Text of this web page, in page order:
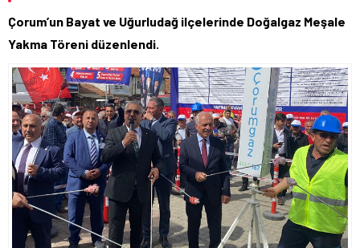
47,7111
Çorum’un Bayat ve Uğurludağ ilçelerinde Doğalgaz Meşale
Yakma Töreni düzenlendi.